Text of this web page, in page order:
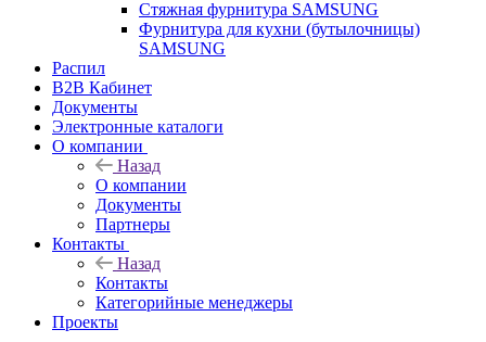
Стяжная фурнитура SAMSUNG
Фурнитура для кухни (бутылочницы)
SAMSUNG
Распил
B2B Кабинет
Документы
Электронные каталоги
О компании
Назад
О компании
Документы
Партнеры
Контакты
Назад
Контакты
Категорийные менеджеры
Проекты